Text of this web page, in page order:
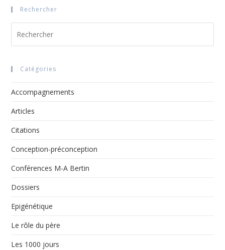
Rechercher
Catégories
Accompagnements
Articles
Citations
Conception-préconception
Conférences M-A Bertin
Dossiers
Epigénétique
Le rôle du père
Les 1000 jours